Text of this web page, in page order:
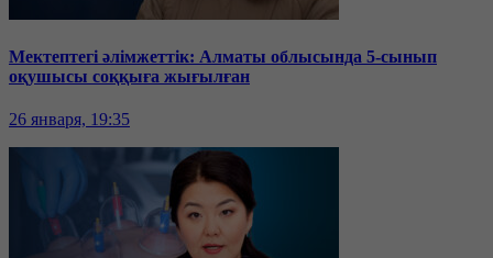
Мектептегі әлімжеттік: Алматы облысында 5-сынып
оқушысы соққыға жығылған
26 января, 19:35